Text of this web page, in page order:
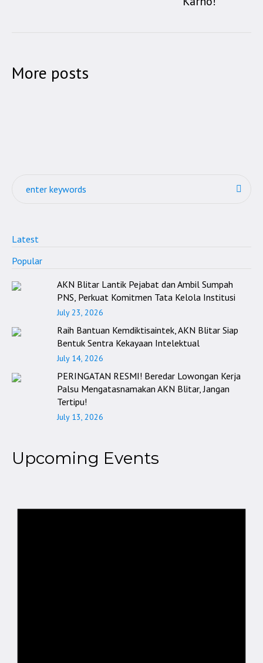
More posts
Latest
Popular
AKN Blitar Lantik Pejabat dan Ambil Sumpah
PNS, Perkuat Komitmen Tata Kelola Institusi
July 23, 2026
Raih Bantuan Kemdiktisaintek, AKN Blitar Siap
Bentuk Sentra Kekayaan Intelektual
July 14, 2026
PERINGATAN RESMI! Beredar Lowongan Kerja
Palsu Mengatasnamakan AKN Blitar, Jangan
Tertipu!
July 13, 2026
Upcoming Events